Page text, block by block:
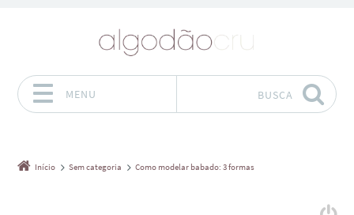
MENU BUSCA
Início Sem categoria Como modelar babado: 3 formas